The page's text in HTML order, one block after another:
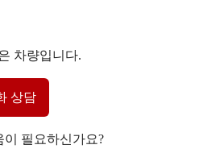
차량입니다.
상담
이 필요하신가요?